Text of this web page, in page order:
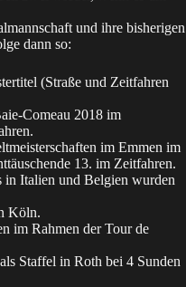
und ihre bisherigen
dann so:
(Straße und Zeitfahren
Comeau 2018 im
im Emmen im
13. im Zeitfahren.
in Italien und Belgien wurden
Köln.
im Rahmen der Tour de
Staffel in Roth bei 4 Sunden